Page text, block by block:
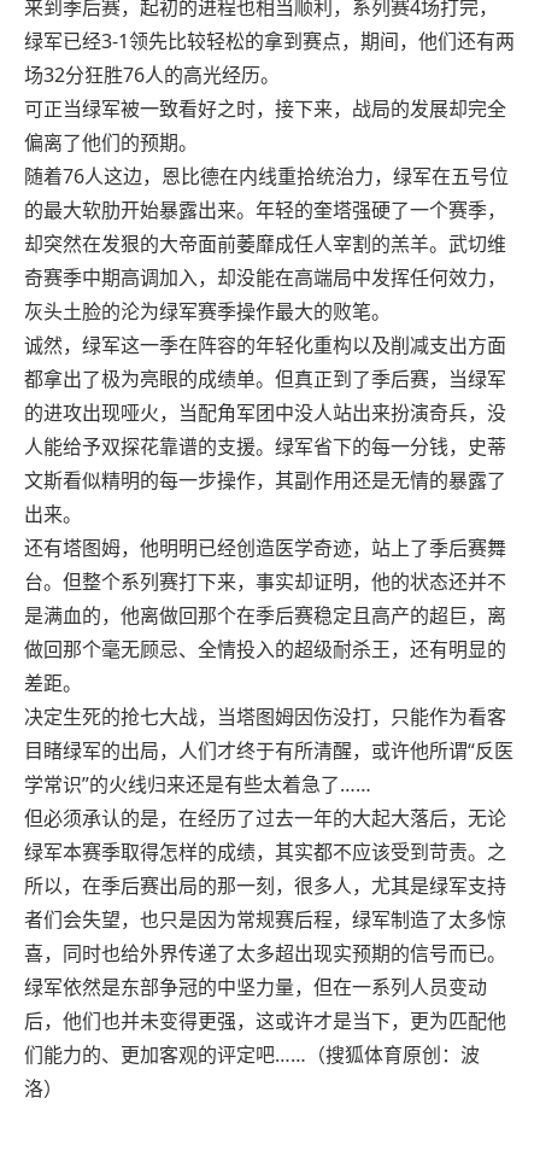
来到季后赛，起初的进程也相当顺利，系列赛4场打完，
绿军已经3-1领先比较轻松的拿到赛点，期间，他们还有两
场32分狂胜76人的高光经历。
可正当绿军被一致看好之时，接下来，战局的发展却完全
偏离了他们的预期。
随着76人这边，恩比德在内线重拾统治力，绿军在五号位
的最大软肋开始暴露出来。年轻的奎塔强硬了一个赛季，
却突然在发狠的大帝面前萎靡成任人宰割的羔羊。武切维
奇赛季中期高调加入，却没能在高端局中发挥任何效力，
灰头土脸的沦为绿军赛季操作最大的败笔。
诚然，绿军这一季在阵容的年轻化重构以及削减支出方面
都拿出了极为亮眼的成绩单。但真正到了季后赛，当绿军
的进攻出现哑火，当配角军团中没人站出来扮演奇兵，没
人能给予双探花靠谱的支援。绿军省下的每一分钱，史蒂
文斯看似精明的每一步操作，其副作用还是无情的暴露了
出来。
还有塔图姆，他明明已经创造医学奇迹，站上了季后赛舞
台。但整个系列赛打下来，事实却证明，他的状态还并不
是满血的，他离做回那个在季后赛稳定且高产的超巨，离
做回那个毫无顾忌、全情投入的超级耐杀王，还有明显的
差距。
决定生死的抢七大战，当塔图姆因伤没打，只能作为看客
目睹绿军的出局，人们才终于有所清醒，或许他所谓“反医
学常识”的火线归来还是有些太着急了……
但必须承认的是，在经历了过去一年的大起大落后，无论
绿军本赛季取得怎样的成绩，其实都不应该受到苛责。之
所以，在季后赛出局的那一刻，很多人，尤其是绿军支持
者们会失望，也只是因为常规赛后程，绿军制造了太多惊
喜，同时也给外界传递了太多超出现实预期的信号而已。
绿军依然是东部争冠的中坚力量，但在一系列人员变动
后，他们也并未变得更强，这或许才是当下，更为匹配他
们能力的、更加客观的评定吧……（搜狐体育原创：波
洛）